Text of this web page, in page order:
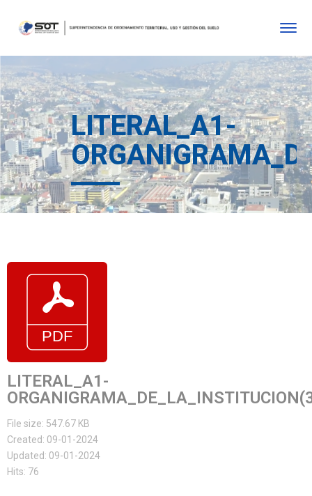
LITERAL_A1-
LITERAL_A1-
File size: 547.67 KB
Created: 09-01-2024
Updated: 09-01-2024
Hits: 76